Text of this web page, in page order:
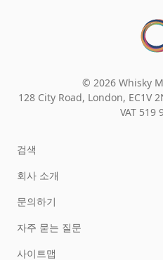
© 2026 Whisky
128 City Road, London, EC1V
VAT 519
검색
회사 소개
문의하기
자주 묻는 질문
사이트맵